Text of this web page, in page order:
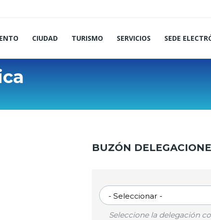
CIUDAD TURISMO SERVICIOS SEDE
BUZÓN
DELEGACIÓN
Seleccione la delegación